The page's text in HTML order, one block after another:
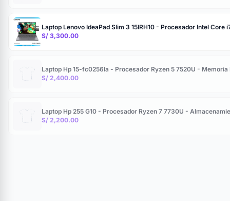
Laptop Lenovo IdeaPad Slim 3 15IRH10 - Procesador Intel
S/ 3,300.00
Laptop Hp 15-fc0256la - Procesador Ryzen 5 7520U - Memoria
S/ 2,400.00
Laptop Hp 255 G10 - Procesador Ryzen 7 7730U -
S/ 2,200.00